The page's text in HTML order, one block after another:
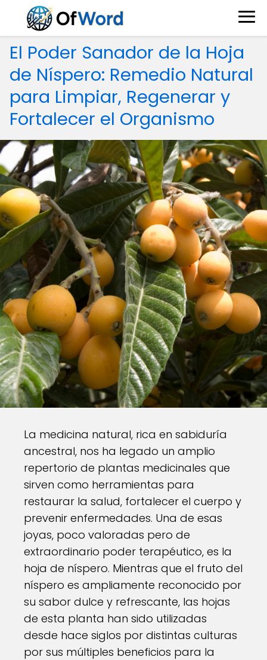
El Poder Sanador de la Hoja
de Níspero: Remedio Natural
para Limpiar, Regenerar y
Fortalecer el Organismo
La medicina natural, rica en sabiduría
ancestral, nos ha legado un amplio
repertorio de plantas medicinales que
sirven como herramientas para
restaurar la salud, fortalecer el cuerpo y
prevenir enfermedades. Una de esas
joyas, poco valoradas pero de
extraordinario poder terapéutico, es la
hoja de níspero. Mientras que el fruto del
níspero es ampliamente reconocido por
su sabor dulce y refrescante, las hojas
de esta planta han sido utilizadas
desde hace siglos por distintas culturas
por sus múltiples beneficios para la